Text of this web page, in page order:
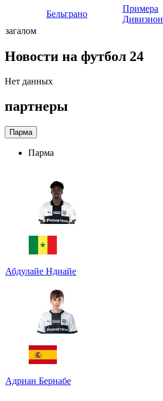
Бельграно
Примера
Дивизион
загалом
Новости на футбол 24
Нет данных
партнеры
Парма
Парма
Абдулайе Ндиайе
Адриан Бернабе